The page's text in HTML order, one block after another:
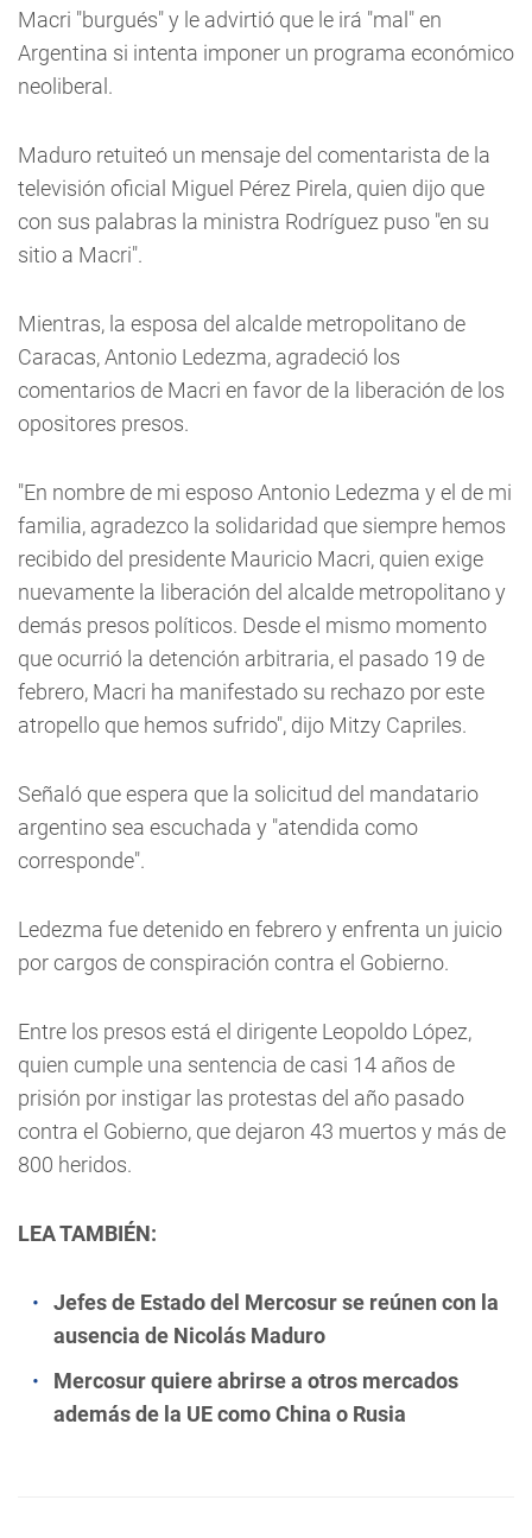
Macri "burgués" y le advirtió que le irá "mal" en
Argentina si intenta imponer un programa económico
neoliberal.
Maduro retuiteó un mensaje del comentarista de la
televisión oficial Miguel Pérez Pirela, quien dijo que
con sus palabras la ministra Rodríguez puso "en su
sitio a Macri".
Mientras, la esposa del alcalde metropolitano de
Caracas, Antonio Ledezma, agradeció los
comentarios de Macri en favor de la liberación de los
opositores presos.
"En nombre de mi esposo Antonio Ledezma y el de mi
familia, agradezco la solidaridad que siempre hemos
recibido del presidente Mauricio Macri, quien exige
nuevamente la liberación del alcalde metropolitano y
demás presos políticos. Desde el mismo momento
que ocurrió la detención arbitraria, el pasado 19 de
febrero, Macri ha manifestado su rechazo por este
atropello que hemos sufrido", dijo Mitzy Capriles.
Señaló que espera que la solicitud del mandatario
argentino sea escuchada y "atendida como
corresponde".
Ledezma fue detenido en febrero y enfrenta un juicio
por cargos de conspiración contra el Gobierno.
Entre los presos está el dirigente Leopoldo López,
quien cumple una sentencia de casi 14 años de
prisión por instigar las protestas del año pasado
contra el Gobierno, que dejaron 43 muertos y más de
800 heridos.
LEA TAMBIÉN:
Jefes de Estado del Mercosur se reúnen con la
ausencia de Nicolás Maduro
Mercosur quiere abrirse a otros mercados
además de la UE como China o Rusia